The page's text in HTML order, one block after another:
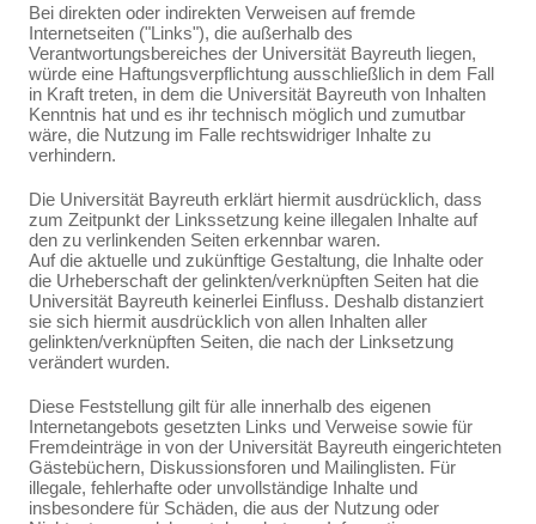
Bei direkten oder indirekten Verweisen auf fremde
Internetseiten ("Links"), die außerhalb des
Verantwortungsbereiches der Universität Bayreuth liegen,
würde eine Haftungsverpflichtung ausschließlich in dem Fall
in Kraft treten, in dem die Universität Bayreuth von Inhalten
Kenntnis hat und es ihr technisch möglich und zumutbar
wäre, die Nutzung im Falle rechtswidriger Inhalte zu
verhindern.
Die Universität Bayreuth erklärt hiermit ausdrücklich, dass
zum Zeitpunkt der Linkssetzung keine illegalen Inhalte auf
den zu verlinkenden Seiten erkennbar waren.
Auf die aktuelle und zukünftige Gestaltung, die Inhalte oder
die Urheberschaft der gelinkten/verknüpften Seiten hat die
Universität Bayreuth keinerlei Einfluss. Deshalb distanziert
sie sich hiermit ausdrücklich von allen Inhalten aller
gelinkten/verknüpften Seiten, die nach der Linksetzung
verändert wurden.
Diese Feststellung gilt für alle innerhalb des eigenen
Internetangebots gesetzten Links und Verweise sowie für
Fremdeinträge in von der Universität Bayreuth eingerichteten
Gästebüchern, Diskussionsforen und Mailinglisten. Für
illegale, fehlerhafte oder unvollständige Inhalte und
insbesondere für Schäden, die aus der Nutzung oder